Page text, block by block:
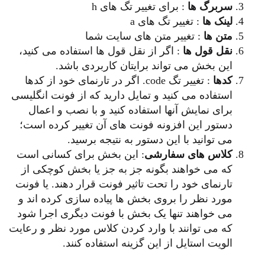
سربرگ ها : برای تغییر تگ های h
لینک ها : تغییر تگ های a
متن ها : تغییر متن های سایت شما
نقل قول ها : اگر از نقل قول ها استفاده می کنید،
این بخش می تواند برایتان کاربردی باشد.
کدها
: تغییر تگ code. اگر در تارنمای خود از کدها
استفاده می کنید و تمایل دارید که از فونت انگلیسی
برای نمایش آنها استفاده کنید و با نصب و اعمال
دستور این افزونه فونت های آن تغییر کرده است؛
می توانید با این دستور به نتیجه برسید.
کلاس های سفارشی: این بخش برای کسانی است
که می خواهند بگونه جز به جز یا بخش کوچکی از
تارنمای خود را تحت تاثیر فونت قرار دهند. یا فونت
مورد نظر را بروی بخش ها پیاده سازی کرده اند و
می خواهند تنها یک بخش با فونت دیگری اجرا شود
که می توانند با وارد کردن کلاس مورد نظر و رعایت
الویت استایل از این گزینه استفاده کنند.